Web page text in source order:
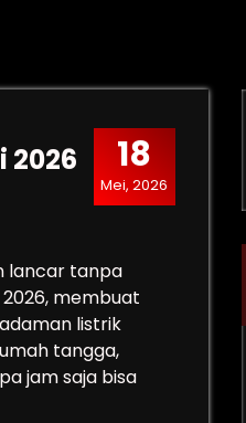
18
Mei, 2026
2026
lancar tanpa
membuat
listrik
tangga,
jam saja bisa